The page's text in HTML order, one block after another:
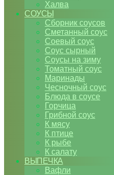
Халва
СОУСЫ
Сборник соусов
Сметанный соус
Соевый соус
Соус сырный
Соусы на зиму
Томатный соус
Маринады
Чесночный соус
Блюда в соусе
Горчица
Грибной соус
К мясу
К птице
К рыбе
К салату
ВЫПЕЧКА
Вафли